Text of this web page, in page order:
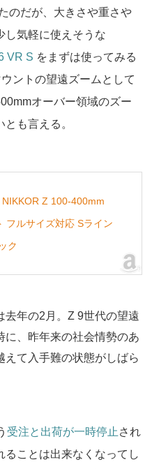
のだが、大きさや重さや
し気軽に使えそうな
VR S をまずは使ってみる
ントの望遠ズームとして
オーバー領域のズー
も言える。
Z 100-400mm
フルサイズ対応 Sライン
ク
年の2月。Z 9世代の望遠
に、昨年来の社会情勢のあ
えて入手難の状態がしばら
受注と出荷が一時停止 され
ることは出来なくなってし